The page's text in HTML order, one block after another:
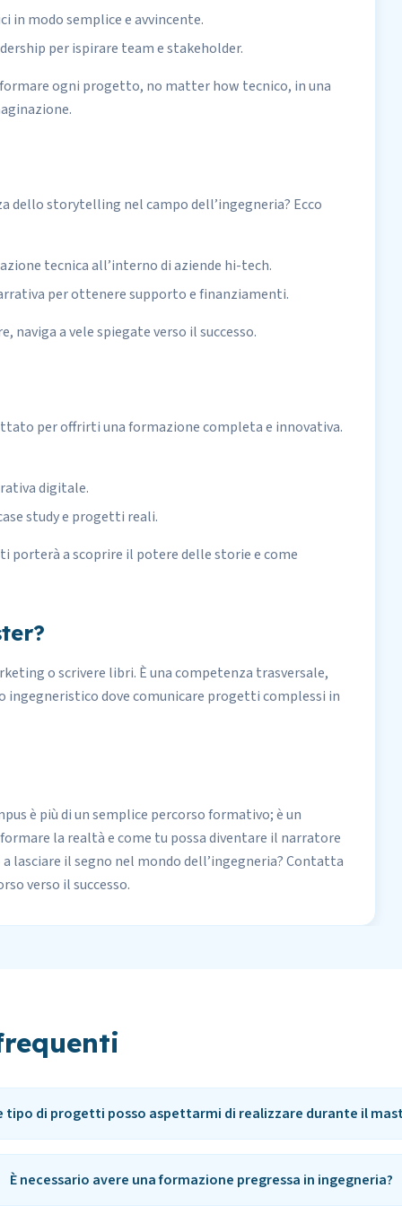
in modo semplice e avvincente.
per ispirare team e stakeholder.
ogni progetto, no matter how tecnico, in una
dello storytelling nel campo dell’ingegneria? Ecco
tecnica all’interno di aziende hi-tech.
per ottenere supporto e finanziamenti.
naviga a vele spiegate verso il successo.
per offrirti una formazione completa e innovativa.
digitale.
study e progetti reali.
porterà a scoprire il potere delle storie e come
o scrivere libri. È una competenza trasversale,
dove comunicare progetti complessi in
è più di un semplice percorso formativo; è un
la realtà e come tu possa diventare il narratore
lasciare il segno nel mondo dell’ingegneria? Contatta
verso il successo.
tipo di progetti posso aspettarmi di realizzare durante il
È necessario avere una formazione pregressa in ingegneria?